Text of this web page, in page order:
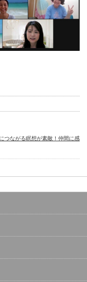
つながる瞑想が素敵！仲間に感